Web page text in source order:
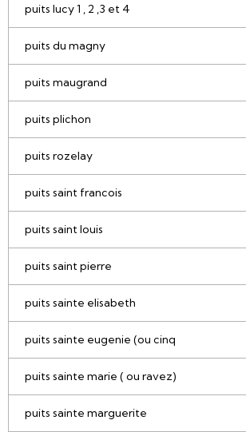
puits lucy 1 , 2 ,3 et 4
puits du magny
puits maugrand
puits plichon
puits rozelay
puits saint francois
puits saint louis
puits saint pierre
puits sainte elisabeth
puits sainte eugenie (ou cinq
puits sainte marie ( ou ravez)
puits sainte marguerite